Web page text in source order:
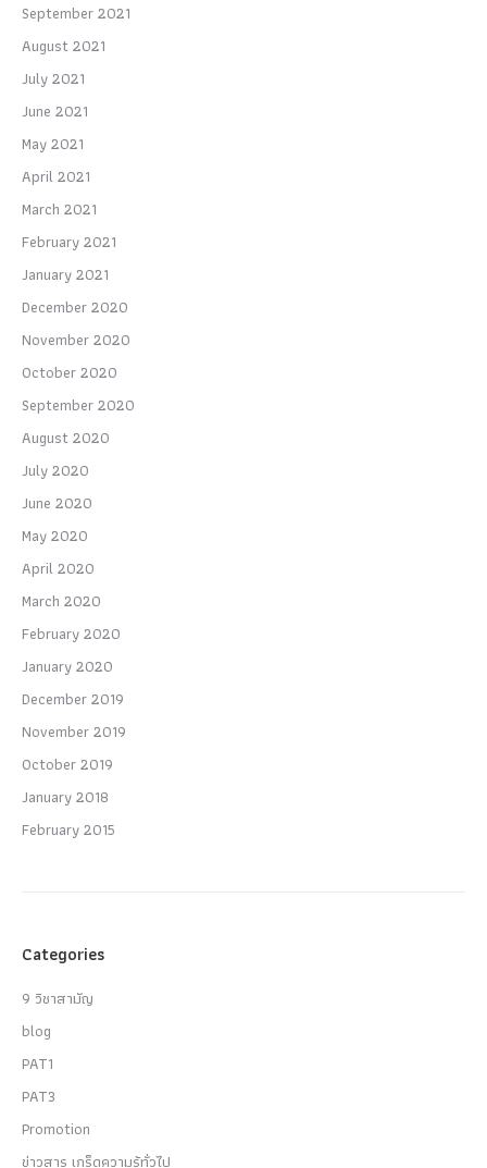
September 2021
August 2021
July 2021
June 2021
May 2021
April 2021
March 2021
February 2021
January 2021
December 2020
November 2020
October 2020
September 2020
August 2020
July 2020
June 2020
May 2020
April 2020
March 2020
February 2020
January 2020
December 2019
November 2019
October 2019
January 2018
February 2015
Categories
9 วิชาสามัญ
blog
PAT1
PAT3
Promotion
ข่าวสาร เกร็ดความรู้ทั่วไป